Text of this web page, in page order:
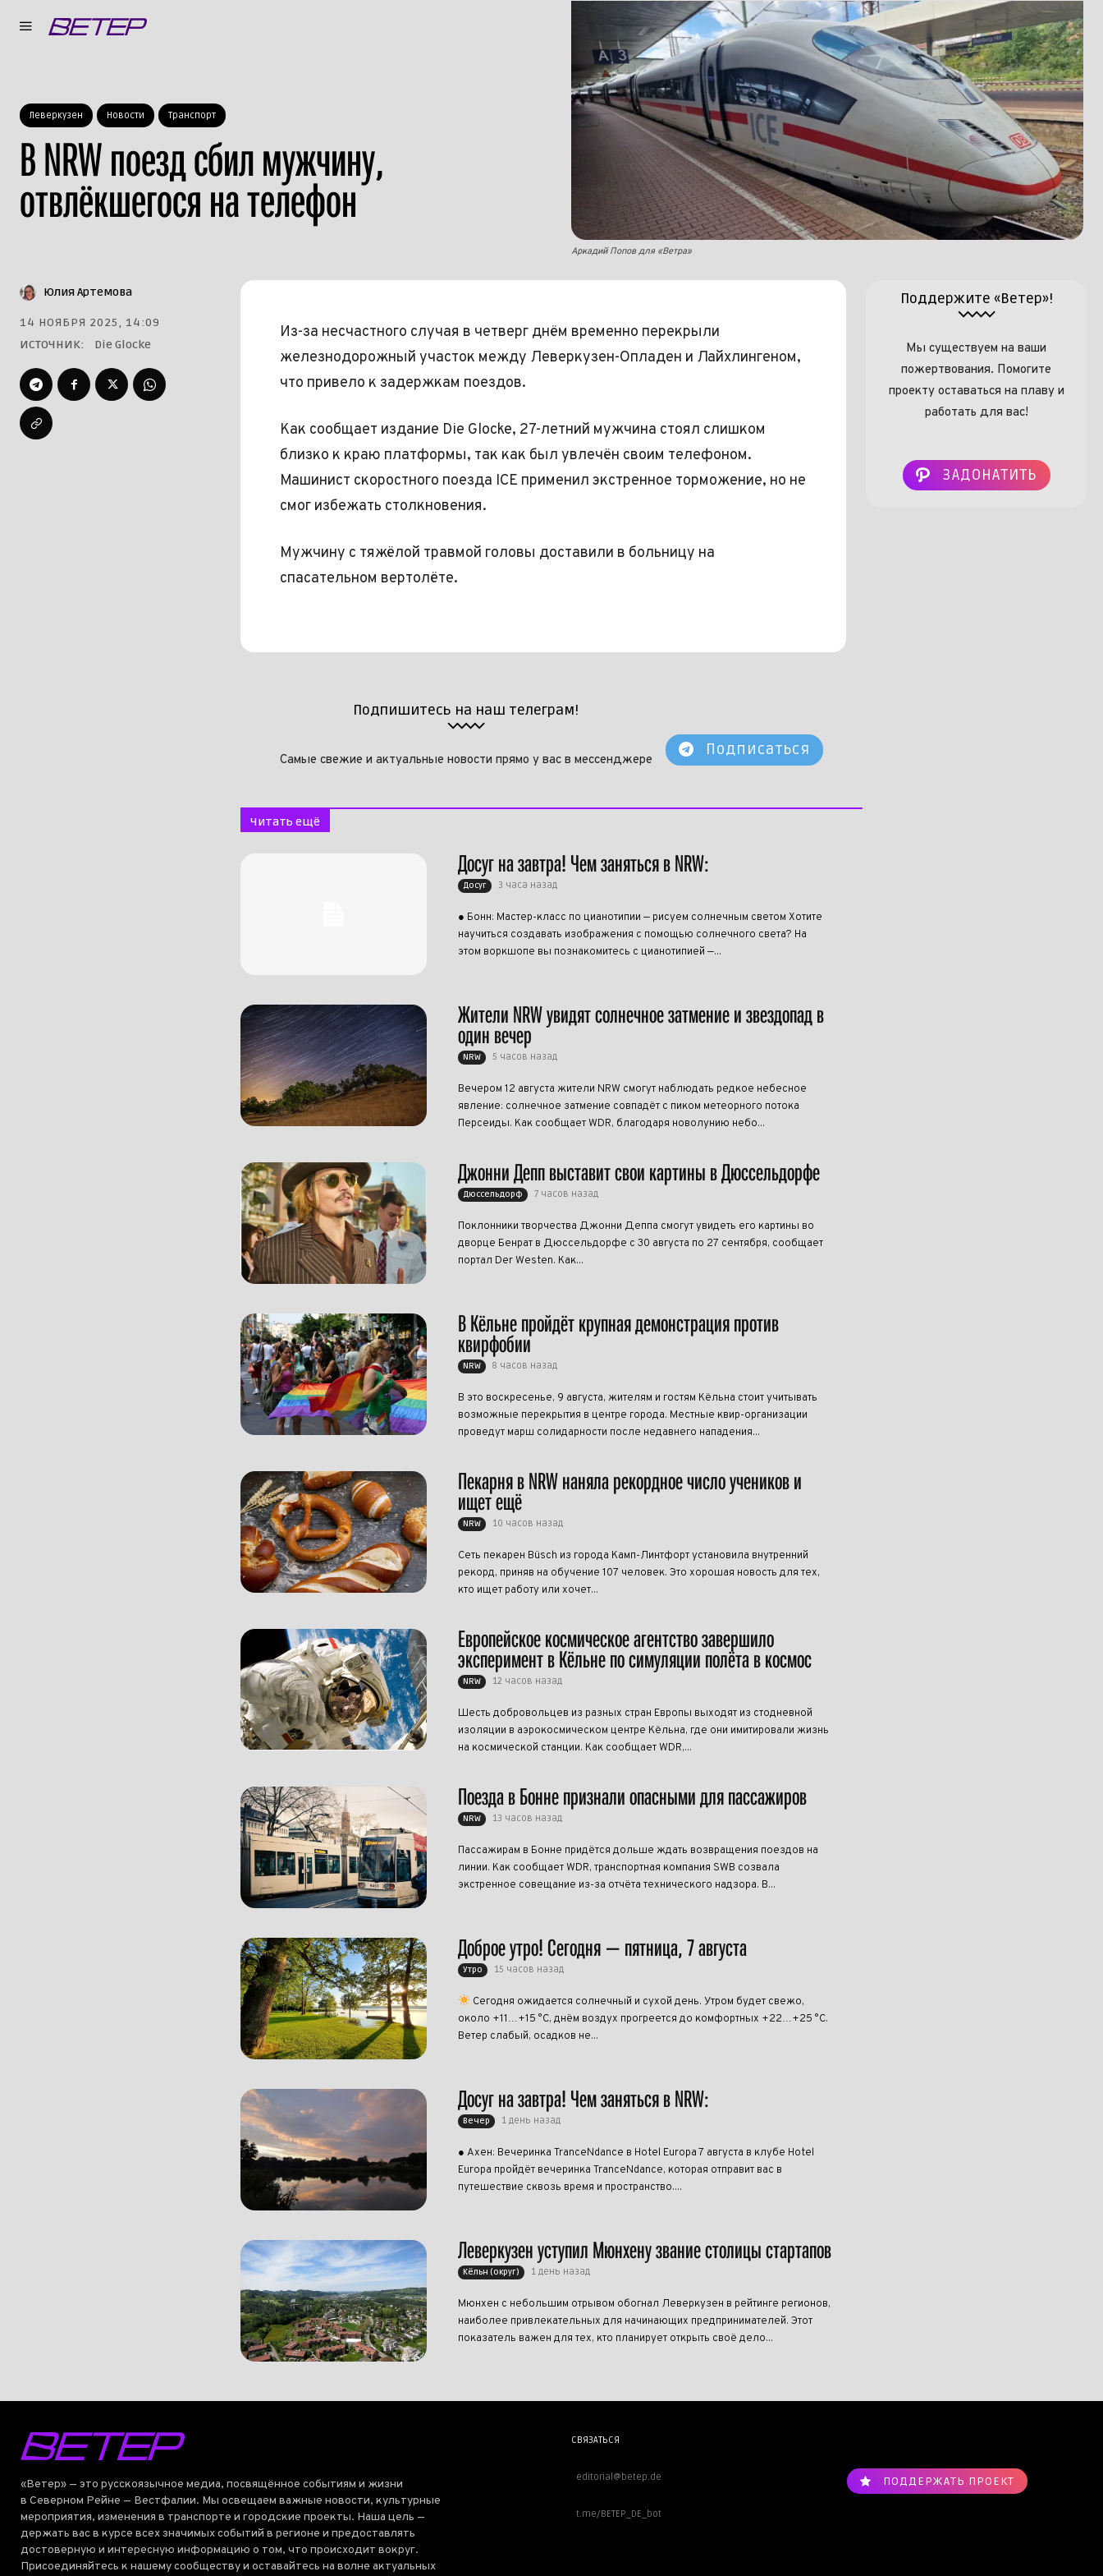
Леверкузен Новости Транспорт
В NRW поезд сбил мужчину,
отвлёкшегося на телефон
Аркадий Попов для «Ветра»
Юлия Артемова
14 НОЯБРЯ 2025, 14:09
ИСТОЧНИК:
Die Glocke
Из-за несчастного случая в четверг днём временно перекрыли
железнодорожный участок между Леверкузен-Опладен и Лайхлингеном,
что привело к задержкам поездов.
Как сообщает издание Die Glocke, 27-летний мужчина стоял слишком
близко к краю платформы, так как был увлечён своим телефоном.
Машинист скоростного поезда ICE применил экстренное торможение, но не
смог избежать столкновения.
Мужчину с тяжёлой травмой головы доставили в больницу на
спасательном вертолёте.
Поддержите «Ветер»!
Мы существуем на ваши
пожертвования. Помогите
проекту оставаться на плаву и
работать для вас!
ЗАДОНАТИТЬ
Подпишитесь на наш телеграм!
Самые свежие и актуальные новости прямо у вас в мессенджере
Подписаться
Читать ещё
Досуг на завтра! Чем заняться в NRW:
Досуг 3 часа назад
● Бонн: Мастер-класс по цианотипии — рисуем солнечным светом Хотите
научиться создавать изображения с помощью солнечного света? На
этом воркшопе вы познакомитесь с цианотипией —...
Жители NRW увидят солнечное затмение и звездопад в
один вечер
NRW 5 часов назад
Вечером 12 августа жители NRW смогут наблюдать редкое небесное
явление: солнечное затмение совпадёт с пиком метеорного потока
Персеиды. Как сообщает WDR, благодаря новолунию небо...
Джонни Депп выставит свои картины в Дюссельдорфе
Дюссельдорф 7 часов назад
Поклонники творчества Джонни Деппа смогут увидеть его картины во
дворце Бенрат в Дюссельдорфе с 30 августа по 27 сентября, сообщает
портал Der Westen. Как...
В Кёльне пройдёт крупная демонстрация против
квирфобии
NRW 8 часов назад
В это воскресенье, 9 августа, жителям и гостям Кёльна стоит учитывать
возможные перекрытия в центре города. Местные квир-организации
проведут марш солидарности после недавнего нападения...
Пекарня в NRW наняла рекордное число учеников и
ищет ещё
NRW 10 часов назад
Сеть пекарен Büsch из города Камп-Линтфорт установила внутренний
рекорд, приняв на обучение 107 человек. Это хорошая новость для тех,
кто ищет работу или хочет...
Европейское космическое агентство завершило
эксперимент в Кёльне по симуляции полёта в космос
NRW 12 часов назад
Шесть добровольцев из разных стран Европы выходят из стодневной
изоляции в аэрокосмическом центре Кёльна, где они имитировали жизнь
на космической станции. Как сообщает WDR,...
Поезда в Бонне признали опасными для пассажиров
NRW 13 часов назад
Пассажирам в Бонне придётся дольше ждать возвращения поездов на
линии. Как сообщает WDR, транспортная компания SWB созвала
экстренное совещание из-за отчёта технического надзора. В...
Доброе утро! Сегодня — пятница, 7 августа
Утро 15 часов назад
Сегодня ожидается солнечный и сухой день. Утром будет свежо,
около +11…+15 °C, днём воздух прогреется до комфортных +22…+25 °C.
Ветер слабый, осадков не...
Досуг на завтра! Чем заняться в NRW:
Вечер 1 день назад
● Ахен: Вечеринка TranceNdance в Hotel Europa 7 августа в клубе Hotel
Europa пройдёт вечеринка TranceNdance, которая отправит вас в
путешествие сквозь время и пространство....
Леверкузен уступил Мюнхену звание столицы стартапов
Кёльн (округ) 1 день назад
Мюнхен с небольшим отрывом обогнал Леверкузен в рейтинге регионов,
наиболее привлекательных для начинающих предпринимателей. Этот
показатель важен для тех, кто планирует открыть своё дело...
«Ветер» — это русскоязычное медиа, посвящённое событиям и жизни
в Северном Рейне — Вестфалии. Мы освещаем важные новости, культурные
мероприятия, изменения в транспорте и городские проекты. Наша цель —
держать вас в курсе всех значимых событий в регионе и предоставлять
достоверную и интересную информацию о том, что происходит вокруг.
Присоединяйтесь к нашему сообществу и оставайтесь на волне актуальных
СВЯЗАТЬСЯ
editorial@betep.de
t.me/BETEP_DE_bot
ПОДДЕРЖАТЬ ПРОЕКТ